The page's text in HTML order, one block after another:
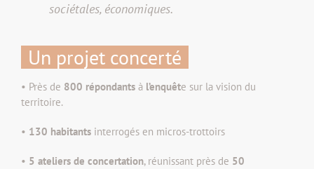
sociétales, économiques.
Un projet concerté
• Près de 800 répondants à l’enquête sur la vision du
territoire.
• 130 habitants interrogés en micros-trottoirs
• 5 ateliers de concertation, réunissant près de 50